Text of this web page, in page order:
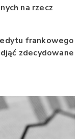
na rzecz
frankowego
zdecydowane